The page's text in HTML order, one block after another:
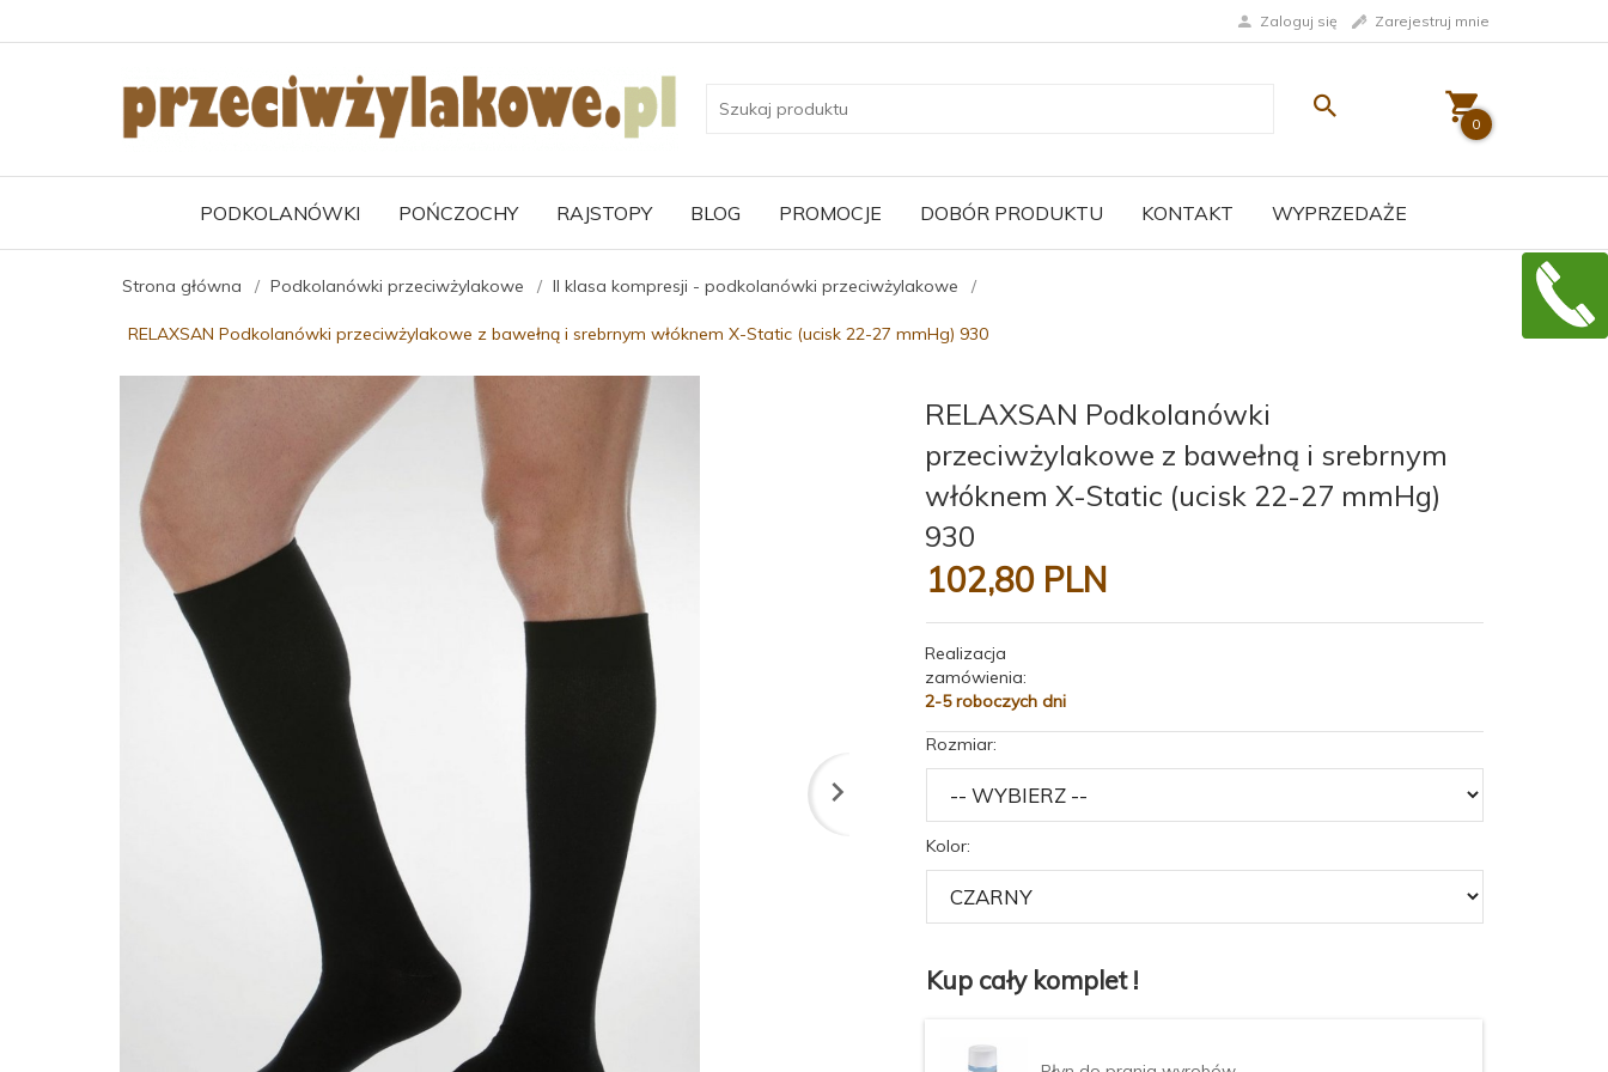
Zaloguj się Zarejestruj mnie
0
PODKOLANÓWKI POŃCZOCHY RAJSTOPY BLOG PROMOCJE DOBÓR PRODUKTU KONTAKT WYPRZEDAŻE
Strona główna Podkolanówki przeciwżylakowe II klasa kompresji - podkolanówki przeciwżylakowe
RELAXSAN Podkolanówki przeciwżylakowe z bawełną i srebrnym włóknem X-Static (ucisk 22-27 mmHg) 930
RELAXSAN Podkolanówki
przeciwżylakowe z bawełną i srebrnym
włóknem X-Static (ucisk 22-27 mmHg)
930
102,80 PLN
Realizacja
zamówienia:
2-5 roboczych dni
Rozmiar:
Kolor:
Kup cały komplet !